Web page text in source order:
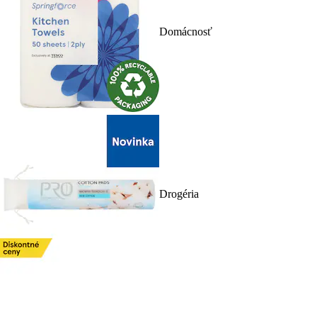
Domácnosť
Drogéria